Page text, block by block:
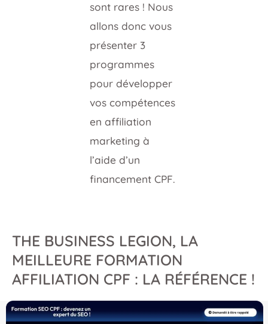
sont rares ! Nous
allons donc vous
présenter 3
programmes
pour développer
vos compétences
en affiliation
marketing à
l’aide d’un
financement CPF.
THE BUSINESS LEGION, LA
MEILLEURE FORMATION
AFFILIATION CPF : LA RÉFÉRENCE !